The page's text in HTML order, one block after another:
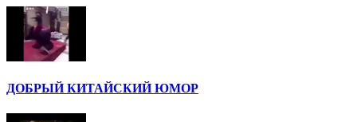
ДОБРЫЙ КИТАЙСКИЙ ЮМОР